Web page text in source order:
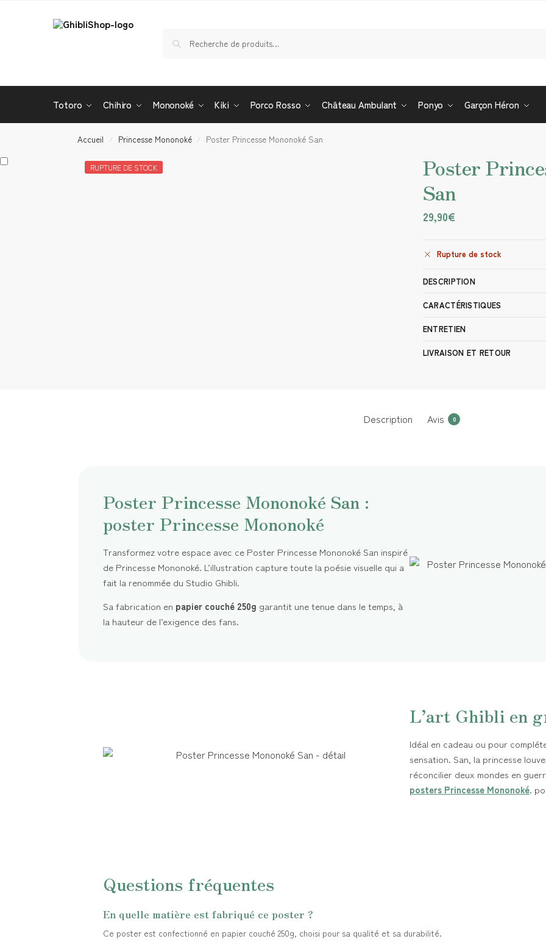
Totoro Chihiro Mononoké Kiki Porco Rosso Château Ambulant Ponyo Garçon Héron
Accueil / Princesse Mononoké / Poster Princesse Mononoké San
RUPTURE DE STOCK
Poster
San
29,90€
Rupture de stock
DESCRIPTION
CARACTÉRISTIQUES
ENTRETIEN
LIVRAISON ET RETOUR
Description Avis 0
Poster Princesse Mononoké San :
poster Princesse Mononoké
Transformez votre espace avec ce Poster Princesse Mononoké San inspiré
de Princesse Mononoké. L’illustration capture toute la poésie visuelle qui a
fait la renommée du Studio Ghibli.
Sa fabrication en papier couché 250g garantit une tenue dans le temps, à
la hauteur de l’exigence des fans.
L’art Ghibli en
Idéal en cadeau ou pour
sensation. San, la princesse
réconcilier deux mondes en
posters Princesse Mononoké.
Questions fréquentes
En quelle matière est fabriqué ce poster ?
Ce poster est confectionné en papier couché 250g, choisi pour sa qualité et sa durabilité.